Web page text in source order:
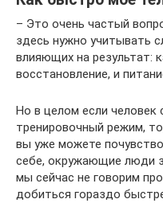
– Это очень частый
здесь нужно учитывать
влияющих на результат:
восстановление, и
Но в целом если
тренировочный режим,
вы уже можете
себе, окружающие люди
мы сейчас не говорим
добиться гораздо